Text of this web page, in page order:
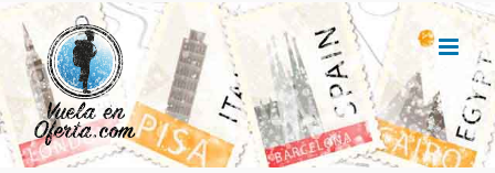
Saltar
contenido